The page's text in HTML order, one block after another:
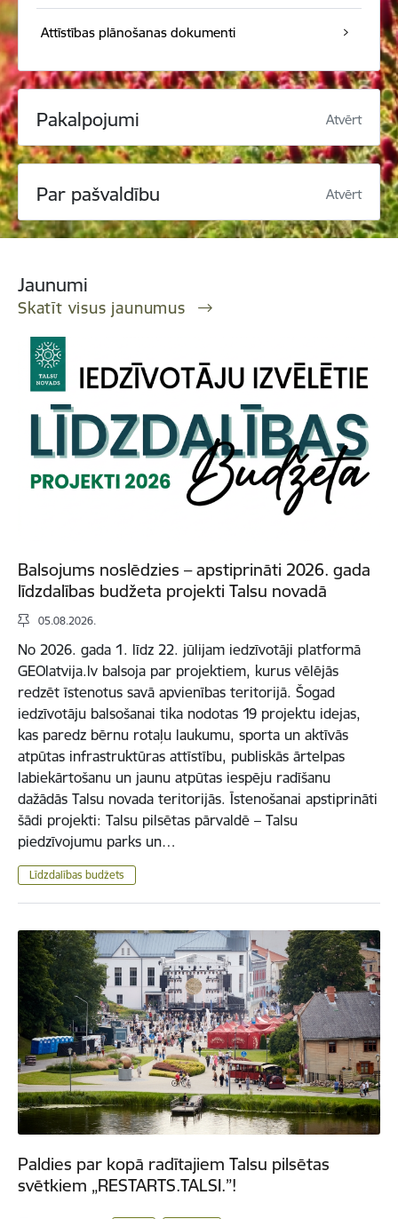
Attīstības plānošanas dokumenti
Pakalpojumi Atvērt
Par pašvaldību Atvērt
Jaunumi
Skatīt visus jaunumus
Balsojums noslēdzies – apstiprināti 2026. gada
līdzdalības budžeta projekti Talsu novadā
05.08.2026.
No 2026. gada 1. līdz 22. jūlijam iedzīvotāji platformā
GEOlatvija.lv balsoja par projektiem, kurus vēlējās
redzēt īstenotus savā apvienības teritorijā. Šogad
iedzīvotāju balsošanai tika nodotas 19 projektu idejas,
kas paredz bērnu rotaļu laukumu, sporta un aktīvās
atpūtas infrastruktūras attīstību, publiskās ārtelpas
labiekārtošanu un jaunu atpūtas iespēju radīšanu
dažādās Talsu novada teritorijās. Īstenošanai apstiprināti
šādi projekti: Talsu pilsētas pārvaldē – Talsu
piedzīvojumu parks un…
Līdzdalības budžets
Paldies par kopā radītajiem Talsu pilsētas
svētkiem „RESTARTS.TALSI.”!